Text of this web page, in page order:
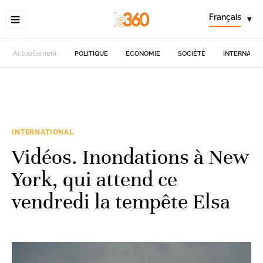
Français ▾
Actuellement POLITIQUE ECONOMIE SOCIÉTÉ
INTERNATIONAL
Vidéos. Inondations à New
York, qui attend ce
vendredi la tempête Elsa